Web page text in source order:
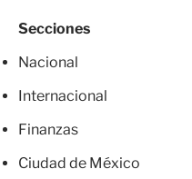
Secciones
Nacional
Internacional
Finanzas
Ciudad de México